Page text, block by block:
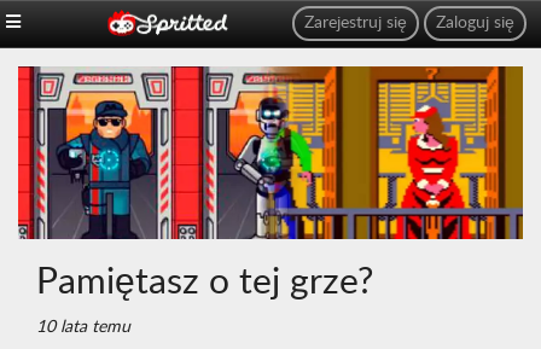
Zaloguj się
Zarejestruj się
Pamiętasz o tej grze?
10 lata temu